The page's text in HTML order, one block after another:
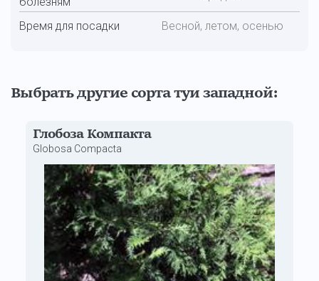
Время для посадки Весной, летом, осенью
Выбрать другие сорта туи западной:
Глобоза Компакта
Globosa Compacta